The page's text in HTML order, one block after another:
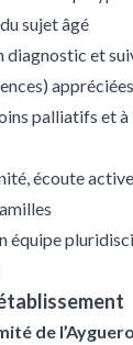
sujet âgé
diagnostic et
appréciées
palliatifs et
écoute
équipe
de